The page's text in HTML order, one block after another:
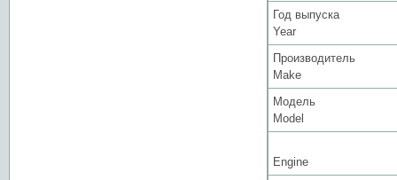
Год выпуска
Year
Производитель
Make
Модель
Model
Engine